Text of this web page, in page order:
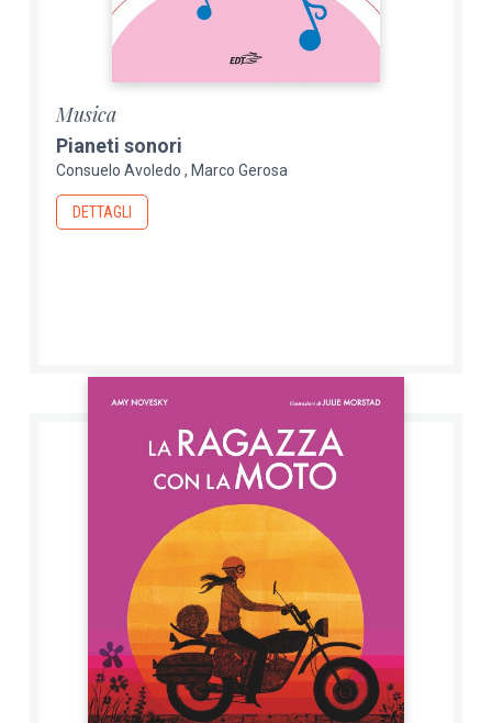
Musica
Pianeti sonori
Consuelo Avoledo Marco Gerosa
DETTAGLI